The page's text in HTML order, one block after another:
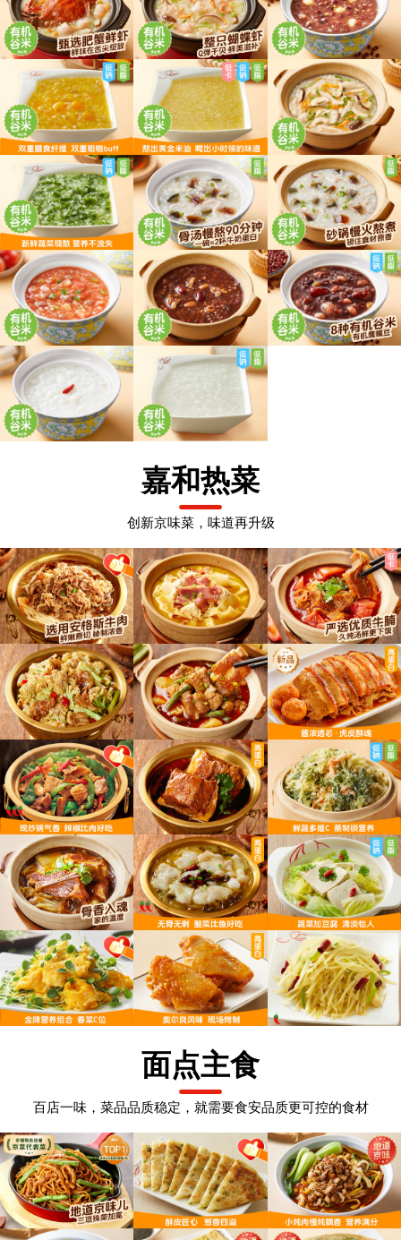
嘉和热菜
创新京味菜，味道再升级
面点主食
百店一味，菜品品质稳定，就需要食安品质更可控的食材